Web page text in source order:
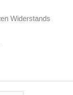
Widerstands